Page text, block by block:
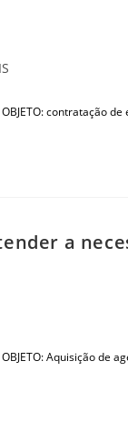
contratação
a
Aquisição de